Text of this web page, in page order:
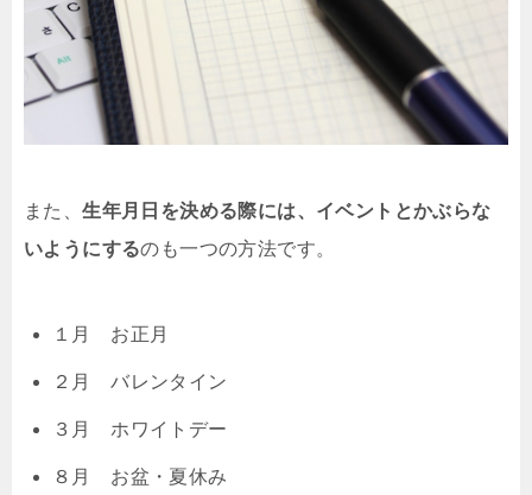
また、生年月日を決める際には、イベントとかぶらな
いようにするのも一つの方法です。
１月 お正月
２月 バレンタイン
３月 ホワイトデー
８月 お盆・夏休み